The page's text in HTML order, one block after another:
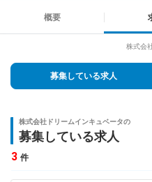
求人を紹介してもらう
知りたい・聞きたい
専門サイト
概要
株式会
募集している求人
株式会社ドリームインキュベータの
募集している求人
3 件